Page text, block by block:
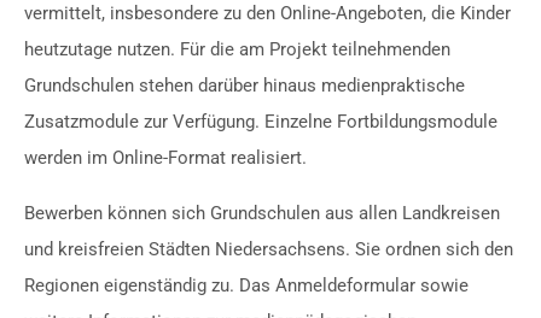
vermittelt, insbesondere zu den Online-Angeboten, die Kinder
heutzutage nutzen. Für die am Projekt teilnehmenden
Grundschulen stehen darüber hinaus medienpraktische
Zusatzmodule zur Verfügung. Einzelne Fortbildungsmodule
werden im Online-Format realisiert.
Bewerben können sich Grundschulen aus allen Landkreisen
und kreisfreien Städten Niedersachsens. Sie ordnen sich den
Regionen eigenständig zu. Das Anmeldeformular sowie